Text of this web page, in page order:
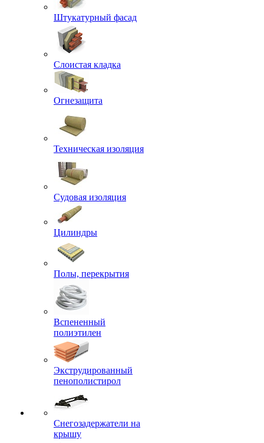
Штукатурный фасад
Слоистая кладка
Огнезащита
Техническая изоляция
Судовая изоляция
Цилиндры
Полы, перекрытия
Вспененный
полиэтилен
Экструдированный
пенополистирол
Снегозадержатели на
крышу